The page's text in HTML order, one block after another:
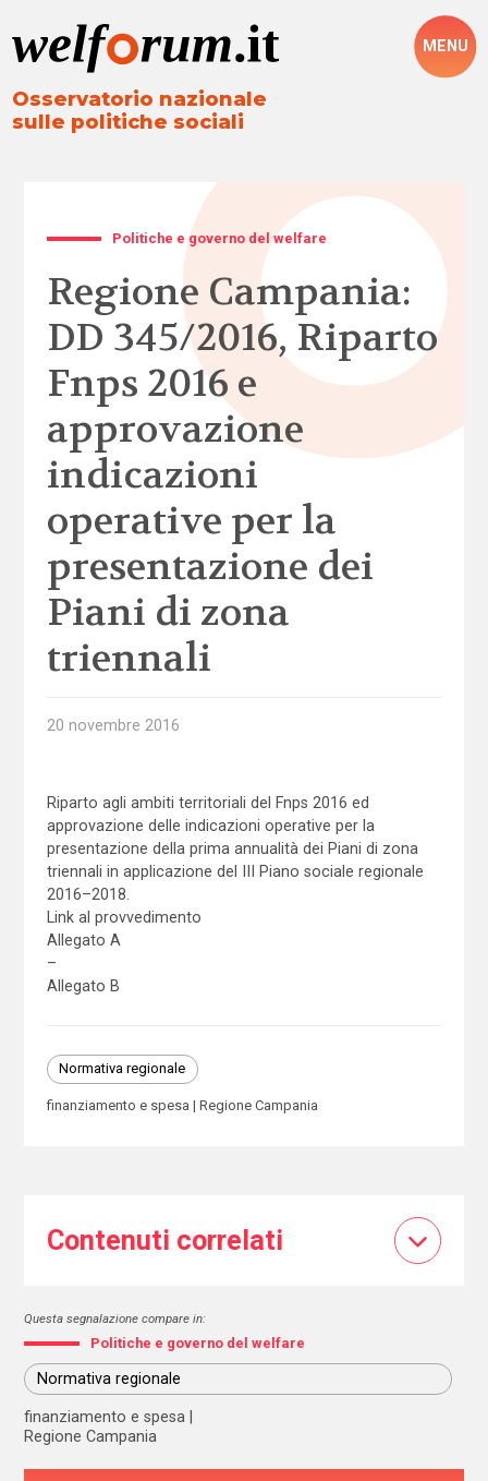
Osservatorio nazionale
sulle politiche sociali
MENU
Politiche e governo del welfare
Regione Campania:
DD 345/2016, Riparto
Fnps 2016 e
approvazione
indicazioni
operative per la
presentazione dei
Piani di zona
triennali
20 novembre 2016
Riparto agli ambiti territoriali del Fnps 2016 ed
approvazione delle indicazioni operative per la
presentazione della prima annualità dei Piani di zona
triennali in applicazione del III Piano sociale regionale
2016–2018.
Link al provvedimento
Allegato A
–
Allegato B
Normativa regionale
finanziamento e spesa Regione Campania
Contenuti correlati
Questa segnalazione compare in:
Politiche e governo del welfare
Normativa regionale
finanziamento e spesa
Regione Campania